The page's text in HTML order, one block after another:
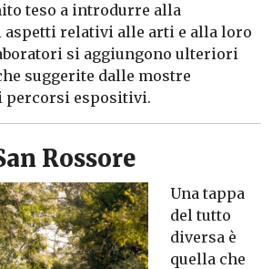
teso a introdurre alla
aspetti relativi alle arti e alla loro
si aggiungono ulteriori
suggerite dalle mostre
percorsi espositivi.
Rossore
Una tappa
del tutto
diversa è
quella che